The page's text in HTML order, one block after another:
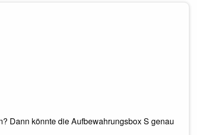
Dann könnte die Aufbewahrungsbox S genau